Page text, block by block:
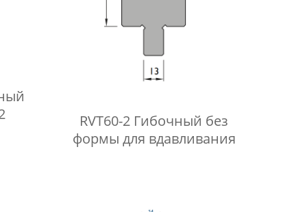
RVT60-2 Гибочный без
формы для вдавливания